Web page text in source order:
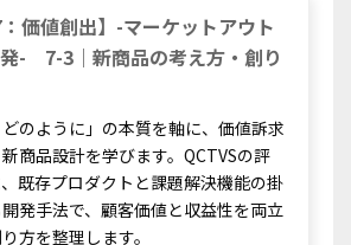
：価値創出】-マーケットアウト
- 7-3｜新商品の考え方・創り
どのように」の本質を軸に、価値訴求
商品設計を学びます。QCTVSの評
既存プロダクトと課題解決機能の掛
発手法で、顧客価値と収益性を両立
方を整理します。